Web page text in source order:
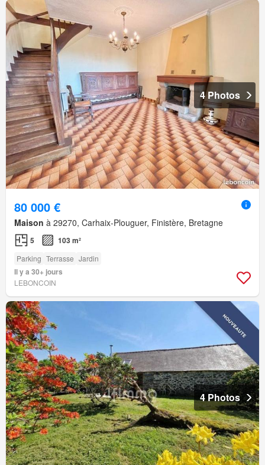
4 Photos
80 000 €
Maison à 29270, Carhaix-Plouguer, Finistère, Bretagne
5 103 m²
Parking Terrasse Jardin
Il y a 30+ jours
LEBONCOIN
4 Photos